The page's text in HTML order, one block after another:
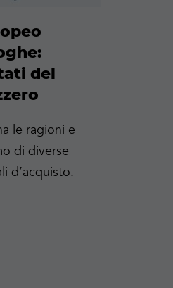
del
le ragioni e
di diverse
d’acquisto.